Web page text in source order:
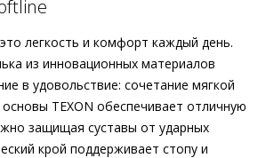
стиле, дополнив его сумкой-багетом
яблочного оттенка и шёлковой
легкость и комфорт каждый день.
из инновационных материалов
в удовольствие: сочетание мягкой
TEXON обеспечивает отличную
защищая суставы от ударных
крой поддерживает стопу и